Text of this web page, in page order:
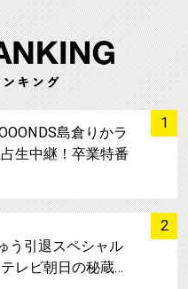
1
島倉りかラ
生中継！卒業特番
2
う引退スペシャル
レビ朝日の秘蔵…